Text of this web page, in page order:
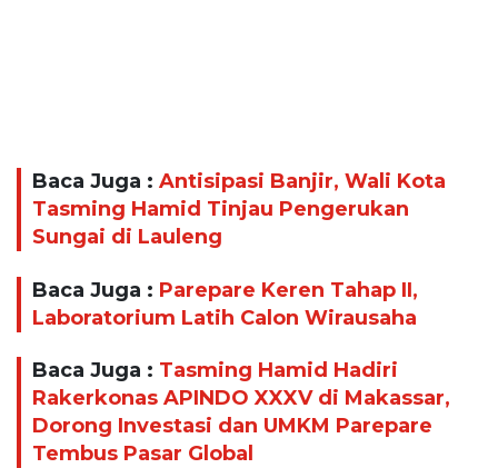
Baca Juga : Antisipasi Banjir, Wali Kota
Tasming Hamid Tinjau Pengerukan
Sungai di Lauleng
Baca Juga : Parepare Keren Tahap II,
Laboratorium Latih Calon Wirausaha
Baca Juga : Tasming Hamid Hadiri
Rakerkonas APINDO XXXV di Makassar,
Dorong Investasi dan UMKM Parepare
Tembus Pasar Global